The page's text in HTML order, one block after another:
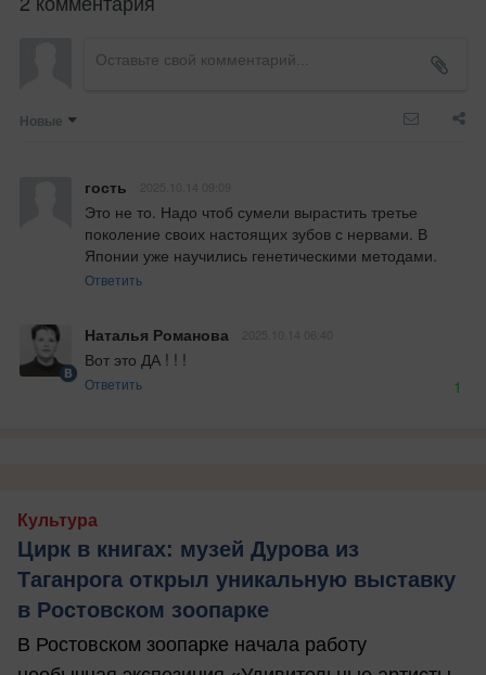
Новые
гость
Это не то. Надо чтоб сумели вырастить третье
поколение своих настоящих зубов с нервами. В
Японии уже научились генетическими методами.
Ответить
Наталья Романова
Вот это ДА ! ! !
Ответить 1
Культура
Цирк в книгах: музей Дурова из
Таганрога открыл уникальную выставку
в Ростовском зоопарке
В Ростовском зоопарке начала работу